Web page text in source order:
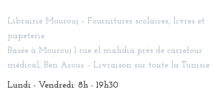
Librairie Mourouj – Fournitures scolaires, livres et
papeterie.
Basée à Mourouj 1 rue el mahdia prés de carrefour
médical, Ben Arous – Livraison sur toute la Tunisie.
Lundi - Vendredi: 8h - 19h30